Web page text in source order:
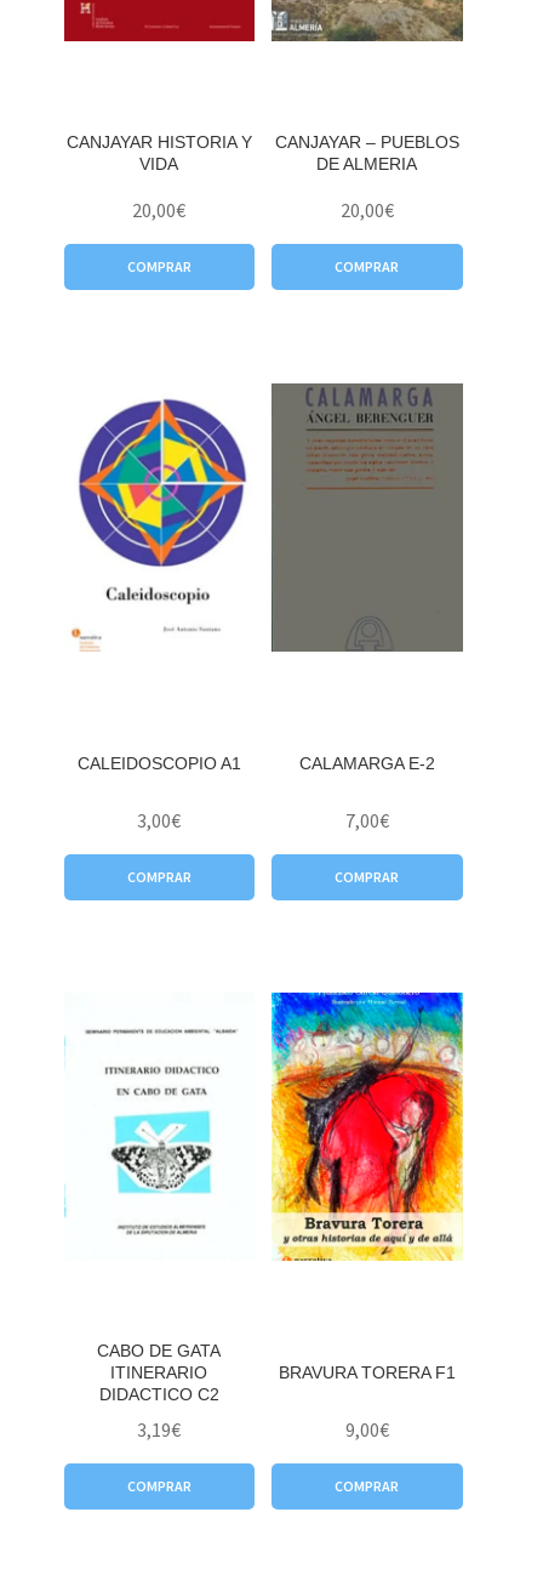
CANJAYAR HISTORIA Y
VIDA
20,00€
COMPRAR
CANJAYAR – PUEBLOS
DE ALMERIA
20,00€
COMPRAR
CALEIDOSCOPIO A1
3,00€
COMPRAR
CALAMARGA E-2
7,00€
COMPRAR
CABO DE GATA
ITINERARIO
DIDACTICO C2
3,19€
COMPRAR
BRAVURA TORERA F1
9,00€
COMPRAR